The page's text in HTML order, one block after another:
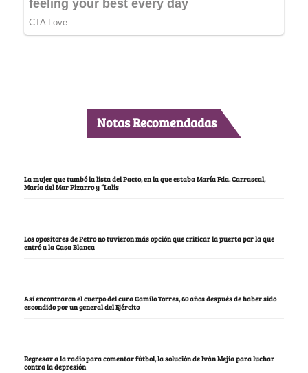
Notas Recomendadas
La mujer que tumbó la lista del Pacto, en la que estaba María Fda. Carrascal,
María del Mar Pizarro y “Lalis
Los opositores de Petro no tuvieron más opción que criticar la puerta por la que
entró a la Casa Blanca
Así encontraron el cuerpo del cura Camilo Torres, 60 años después de haber sido
escondido por un general del Ejército
Regresar a la radio para comentar fútbol, la solución de Iván Mejía para luchar
contra la depresión